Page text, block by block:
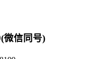
(微信同号)